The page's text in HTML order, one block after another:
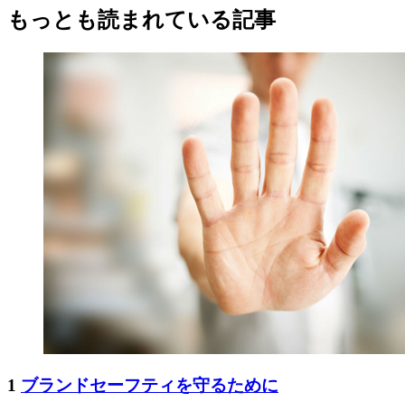
もっとも読まれている記事
1 ブランドセーフティを守るために